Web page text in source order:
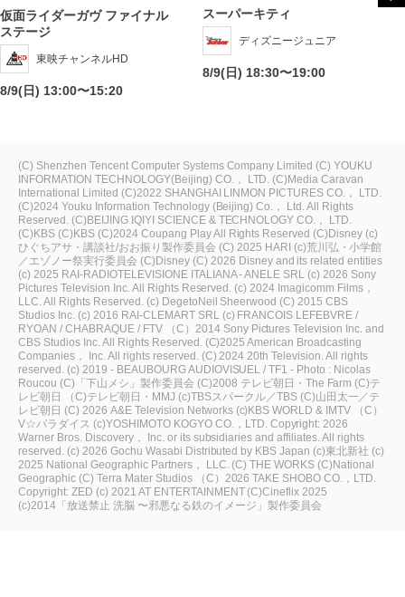
仮面ライダーガヴ ファイナル
ステージ
東映チャンネルHD
8/9(日) 13:00〜15:20
スーパーキティ
ディズニージュニア
8/9(日) 18:30〜19:00
(C) Shenzhen Tencent Computer Systems Company Limited (C) YOUKU
INFORMATION TECHNOLOGY(Beijing) CO.， LTD. (C)Media Caravan
International Limited (C)2022 SHANGHAI LINMON PICTURES CO.， LTD.
(C)2024 Youku Information Technology (Beijing) Co.， Ltd. All Rights
Reserved. (C)BEIJING IQIYI SCIENCE & TECHNOLOGY CO.， LTD.
(C)KBS (C)KBS (C)2024 Coupang Play All Rights Reserved (C)Disney (c)
ひぐちアサ・講談社/おお振り製作委員会 (C) 2025 HARI (c)荒川弘・小学館
／エゾノー祭実行委員会 (C)Disney (C) 2026 Disney and its related entities
(c) 2025 RAI-RADIOTELEVISIONE ITALIANA - ANELE SRL (c) 2026 Sony
Pictures Television Inc. All Rights Reserved. (c) 2024 Imagicomm Films，
LLC. All Rights Reserved. (c) DegetoNeil Sheerwood (C) 2015 CBS
Studios Inc. (c) 2016 RAI-CLEMART SRL (c) FRANCOIS LEFEBVRE /
RYOAN / CHABRAQUE / FTV
（C）2014 Sony Pictures Television Inc. and
CBS Studios Inc. All Rights Reserved. (C)2025 American Broadcasting
Companies， Inc. All rights reserved. (C) 2024 20th Television. All rights
reserved. (c) 2019 - BEAUBOURG AUDIOVISUEL / TF1 - Photo : Nicolas
Roucou (C)「下山メシ」製作委員会 (C)2008 テレビ朝日・The Farm (C)テ
レビ朝日
（C)テレビ朝日・MMJ (c)TBSスパークル／TBS (C)山田太一／テ
レビ朝日 (C) 2026 A&E Television Networks (c)KBS WORLD & IMTV
（C）
V☆パラダイス (c)YOSHIMOTO KOGYO CO.，LTD. Copyright: 2026
Warner Bros. Discovery， Inc. or its subsidiaries and affiliates. All rights
reserved. (c) 2026 Gochu Wasabi Distributed by KBS Japan (c)東北新社 (c)
2025 National Geographic Partners， LLC. (C) THE WORKS (C)National
Geographic (C) Terra Mater Studios
（C）2026 TAKE SHOBO CO.，LTD.
Copyright: ZED (c) 2021 AT ENTERTAINMENT (C)Cineflix 2025
(c)2014「放送禁止 洗脳 〜邪悪なる鉄のイメージ」製作委員会